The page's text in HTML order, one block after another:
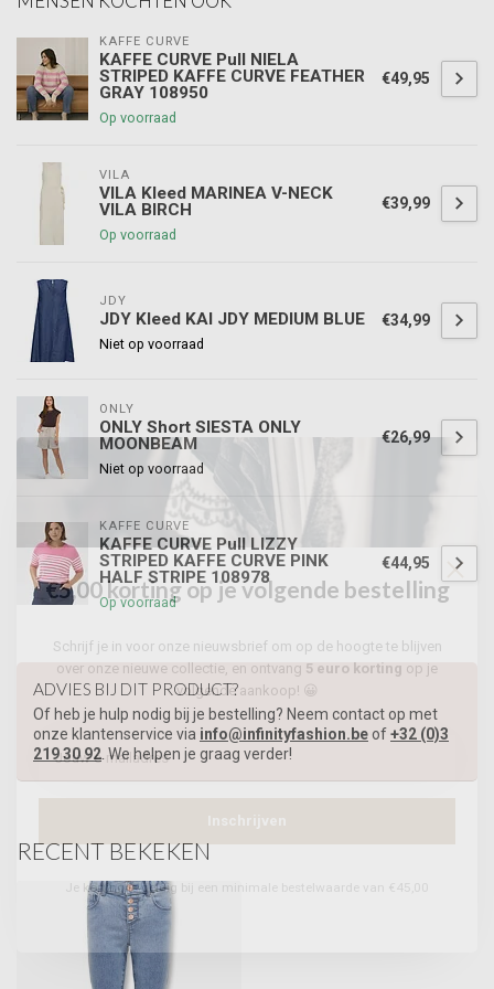
KAFFE CURVE
KAFFE CURVE Pull NIELA
STRIPED KAFFE CURVE FEATHER
GRAY 108950
Op voorraad
€49,95
VILA
VILA Kleed MARINEA V-NECK
VILA BIRCH
Op voorraad
€39,99
JDY
JDY Kleed KAI JDY MEDIUM BLUE
Niet op voorraad
€34,99
ONLY
ONLY Short SIESTA ONLY
MOONBEAM
Niet op voorraad
€26,99
KAFFE CURVE
KAFFE CURVE Pull LIZZY
STRIPED KAFFE CURVE PINK
HALF STRIPE 108978
Op voorraad
€44,95
ADVIES BIJ DIT PRODUCT?
Of heb je hulp nodig bij je bestelling? Neem contact op met
onze klantenservice via info@infinityfashion.beof+32 (0)3
219 30 92. We helpen je graag verder!
RECENT BEKEKEN
€5,00 korting op je volgende bestelling
Schrijf je in voor onze nieuwsbrief om op de hoogte te blijven
over onze nieuwe collectie, en ontvang 5 euro korting op je
volgende aankoop! 😀
Inschrijven
Je korting is geldig bij een minimale bestelwaarde van €45,00